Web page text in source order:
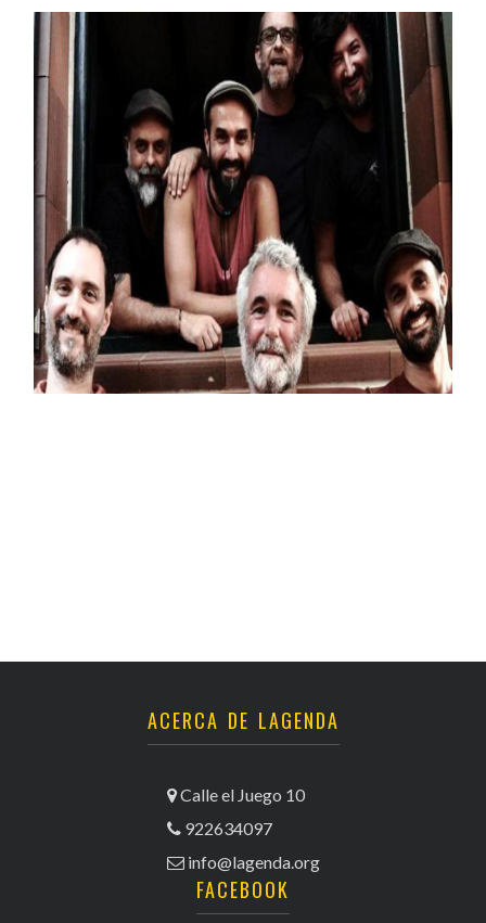
ACERCA DE LAGENDA
Calle el Juego 10
922634097
info@lagenda.org
FACEBOOK